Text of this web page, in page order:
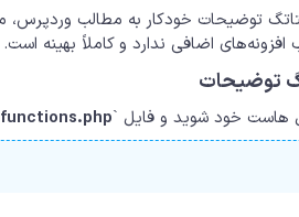
اضافی ندارد و کاملاً بهینه است.
توضیحات
هاست خود شوید و فایل `functions.php